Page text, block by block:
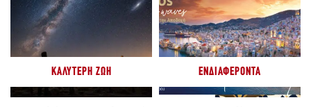
ΚΑΛΎΤΕΡΗ ΖΩΉ ΕΝΔΙΑΦΈΡΟΝΤΑ